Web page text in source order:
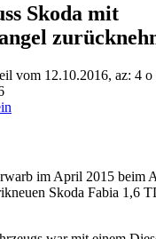
Skoda mit
vom 12.10.2016, az: 4 o
im April 2015 beim
Skoda Fabia 1,6